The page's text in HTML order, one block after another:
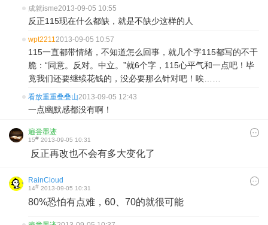
成就isme2013-09-05 10:55
反正115现在什么都缺，就是不缺少这样的人
wpt22112013-09-05 10:57
115一直都带情绪，不知道怎么回事，就几个字115都写的不干
脆：“同意。反对。中立。”就6个字，115心平气和一点吧！毕
竟我们还要继续花钱的，没必要那么针对吧！唉……
看放重重叠叠山2013-09-05 12:43
一点幽默感都没有啊！
遍尝墨迹
15# 2013-09-05 10:31
反正再改也不会有多大变化了
RainCloud
14# 2013-09-05 10:31
80%恐怕有点难，60、70的就很可能